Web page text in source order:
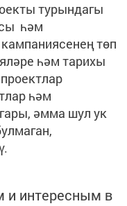
турындагы
һәм
төп
һәм тарихы
һәм
әмма шул ук
интересным в